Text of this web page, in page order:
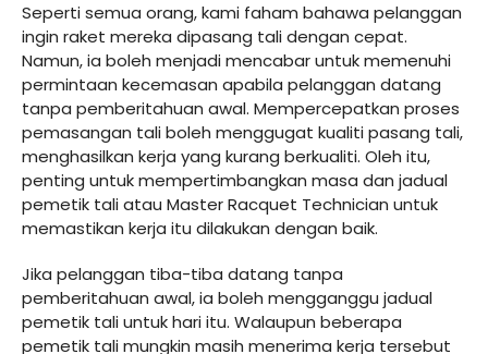
Seperti semua orang, kami faham bahawa pelanggan
ingin raket mereka dipasang tali dengan cepat.
Namun, ia boleh menjadi mencabar untuk memenuhi
permintaan kecemasan apabila pelanggan datang
tanpa pemberitahuan awal. Mempercepatkan proses
pemasangan tali boleh menggugat kualiti pasang tali,
menghasilkan kerja yang kurang berkualiti. Oleh itu,
penting untuk mempertimbangkan masa dan jadual
pemetik tali atau Master Racquet Technician untuk
memastikan kerja itu dilakukan dengan baik.
Jika pelanggan tiba-tiba datang tanpa
pemberitahuan awal, ia boleh mengganggu jadual
pemetik tali untuk hari itu. Walaupun beberapa
pemetik tali mungkin masih menerima kerja tersebut